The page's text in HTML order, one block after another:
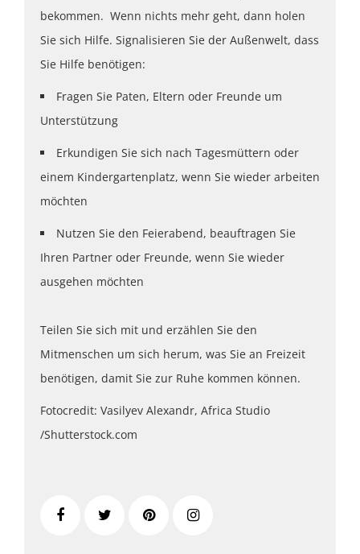
bekommen. Wenn nichts mehr geht, dann holen
Sie sich Hilfe. Signalisieren Sie der Außenwelt, dass
Sie Hilfe benötigen:
Fragen Sie Paten, Eltern oder Freunde um
Unterstützung
Erkundigen Sie sich nach Tagesmüttern oder
einem Kindergartenplatz, wenn Sie wieder arbeiten
möchten
Nutzen Sie den Feierabend, beauftragen Sie
Ihren Partner oder Freunde, wenn Sie wieder
ausgehen möchten
Teilen Sie sich mit und erzählen Sie den
Mitmenschen um sich herum, was Sie an Freizeit
benötigen, damit Sie zur Ruhe kommen können.
Fotocredit: Vasilyev Alexandr, Africa Studio
/Shutterstock.com